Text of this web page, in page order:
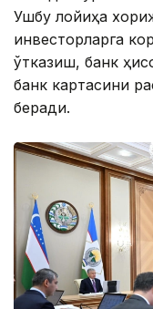
Ушбу лойиҳа
инвесторларга
ўтказиш, банк
банк картасини
беради.